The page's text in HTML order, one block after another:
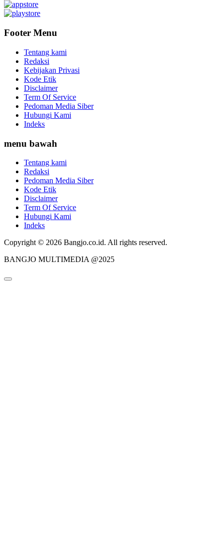
Footer Menu
Tentang kami
Redaksi
Kebijakan Privasi
Kode Etik
Disclaimer
Term Of Service
Pedoman Media Siber
Hubungi Kami
Indeks
menu bawah
Tentang kami
Redaksi
Pedoman Media Siber
Kode Etik
Disclaimer
Term Of Service
Hubungi Kami
Indeks
Copyright © 2026 Bangjo.co.id. All rights reserved.
BANGJO MULTIMEDIA @2025